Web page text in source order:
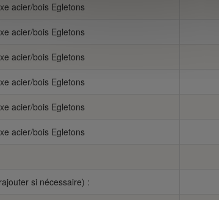
acier/bois Egletons
acier/bois Egletons
acier/bois Egletons
acier/bois Egletons
acier/bois Egletons
acier/bois Egletons
si nécessaire) :